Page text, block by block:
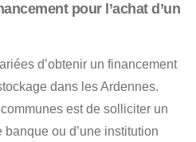
pour l’achat d’un
d’obtenir un financement
dans les Ardennes.
est de solliciter un
banque ou d’une institution